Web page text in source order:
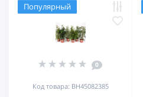
Популярный
0
Код товара: BH45082385